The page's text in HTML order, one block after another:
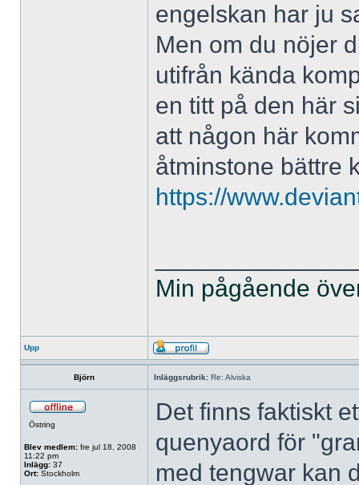
engelskan har ju
Men om du nöjer
utifrån kända
en titt på den här
att någon här
åtminstone bättre
https://
Min pågående
Upp
Björn Inläggsrubrik: Re: Alviska
Östring
Blev medlem: fre jul 18, 2008
11:22 pm
Inlägg: 37
Ort: Stockholm
Det finns faktiskt
quenyaord för
med tengwar kan